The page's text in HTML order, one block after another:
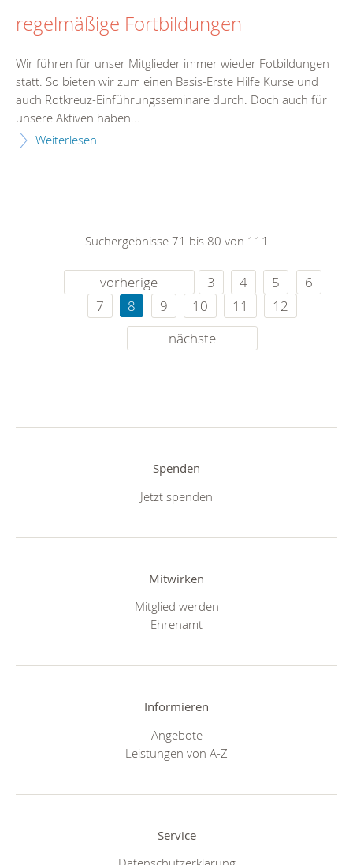
regelmäßige Fortbildungen
Wir führen für unser Mitglieder immer wieder Fotbildungen
statt. So bieten wir zum einen Basis-Erste Hilfe Kurse und
auch Rotkreuz-Einführungsseminare durch. Doch auch für
unsere Aktiven haben...
Weiterlesen
Suchergebnisse 71 bis 80 von 111
vorherige 3 4 5
6
7
8 9 10 11
12
nächste
Spenden
Jetzt spenden
Mitwirken
Mitglied werden
Ehrenamt
Informieren
Angebote
Leistungen von A-Z
Service